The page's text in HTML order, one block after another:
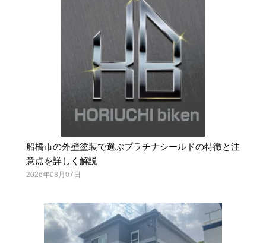
船橋市の外壁塗装で選ぶプラチナシールドの特徴と注
意点を詳しく解説
2026年08月07日